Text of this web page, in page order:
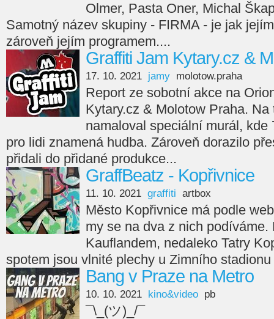
Olmer, Pasta Oner, Michal
Samotný název skupiny - FIRMA - je jak
zároveň jejím programem....
Graffiti Jam Kytary.cz &
17. 10. 2021 jamy molotow.praha
Report ze sobotní akce na
Kytary.cz & Molotow Praha. Na
namaloval speciální murál, kde
pro lidi znamená hudba. Zároveň dorazilo
přidali do přidané produkce...
GraffBeatz - Kopřivnice
11. 10. 2021 graffiti artbox
Město Kopřivnice má podle
my se na dva z nich
Kauflandem, nedaleko Tatry
spotem jsou vlnité plechy u Zimního
Bang v Praze na Metro
10. 10. 2021 kino&video pb
¯\_(ツ)_/¯